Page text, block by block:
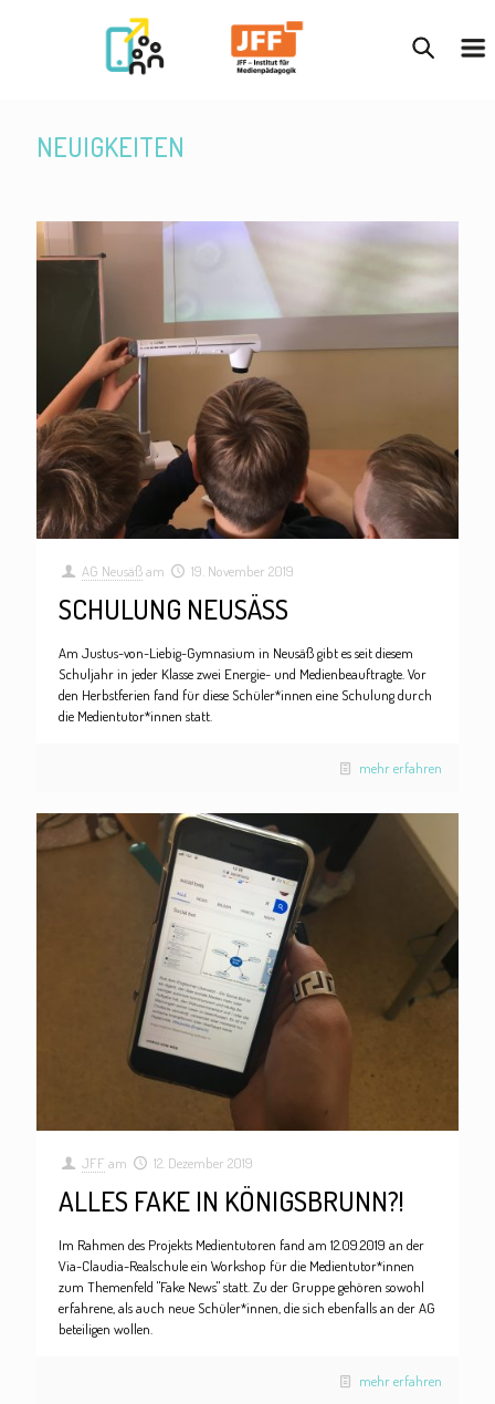
NEUIGKEITEN
AG Neusäßam 19. November 2019
SCHULUNG NEUSÄSS
Am Justus-von-Liebig-Gymnasium in Neusäß gibt es seit diesem
Schuljahr in jeder Klasse zwei Energie- und Medienbeauftragte. Vor
den Herbstferien fand für diese Schüler*innen eine Schulung durch
die Medientutor*innen statt.
mehr erfahren
JFF am 12. Dezember 2019
ALLES FAKE IN KÖNIGSBRUNN?!
Im Rahmen des Projekts Medientutoren fand am 12.09.2019 an der
Via-Claudia-Realschule ein Workshop für die Medientutor*innen
zum Themenfeld "Fake News" statt. Zu der Gruppe gehören sowohl
erfahrene, als auch neue Schüler*innen, die sich ebenfalls an der AG
beteiligen wollen.
mehr erfahren